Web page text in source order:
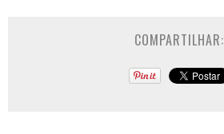
COMPARTILHAR: